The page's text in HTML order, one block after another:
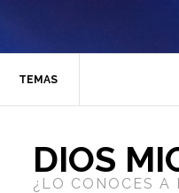
TEMAS
DIOS
¿LO CONOCES A